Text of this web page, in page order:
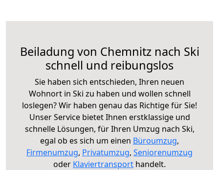
Beiladung von Chemnitz nach Ski
schnell und reibungslos
Sie haben sich entschieden, Ihren neuen
Wohnort in Ski zu haben und wollen schnell
loslegen? Wir haben genau das Richtige für Sie!
Unser Service bietet Ihnen erstklassige und
schnelle Lösungen, für Ihren Umzug nach Ski,
egal ob es sich um einen Büroumzug,
Firmenumzug, Privatumzug, Seniorenumzug
oder Klaviertransport handelt.